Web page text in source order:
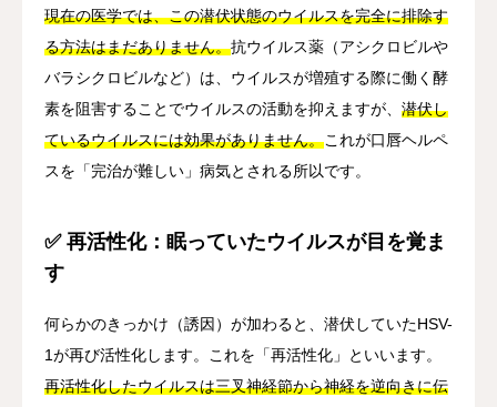
現在の医学では、この潜伏状態のウイルスを完全に排除す
る方法はまだありません。抗ウイルス薬（アシクロビルや
バラシクロビルなど）は、ウイルスが増殖する際に働く酵
素を阻害することでウイルスの活動を抑えますが、 潜伏し
ているウイルスには効果がありません。これが口唇ヘルペ
スを「完治が難しい」病気とされる所以です。
✅ 再活性化：眠っていたウイルスが目を覚ま
す
何らかのきっかけ（誘因）が加わると、潜伏していたHSV-
1が再び活性化します。これを「再活性化」といいます。
再活性化したウイルスは三叉神経節から神経を逆向きに伝